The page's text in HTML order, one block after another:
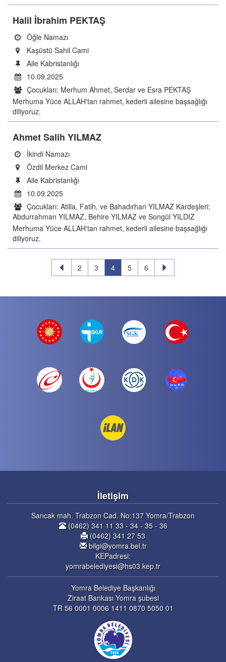
Halil İbrahim PEKTAŞ
Öğle Namazı
Kaşüstü Sahil Cami
Aile Kabristanlığı
10.09.2025
Çocukları: Merhum Ahmet, Serdar ve Esra PEKTAŞ
Merhuma Yüce ALLAH'tan rahmet, kederli ailesine başsağlığı
diliyoruz.
Ahmet Salih YILMAZ
İkindi Namazı
Özdil Merkez Cami
Aile Kabristanlığı
10.09.2025
Çocukları: Atilla, Fatih, ve Bahadırhan YILMAZ Kardeşleri:
Abdurrahman YILMAZ, Behire YILMAZ ve Songül YILDIZ
Merhuma Yüce ALLAH'tan rahmet, kederli ailesine başsağlığı
diliyoruz.
2 3 4 5 6
İletişim
Sancak mah. Trabzon Cad. No:137 Yomra/Trabzon
(0462) 341 11 33 - 34 - 35 - 36
(0462) 341 27 53
bilgi@yomra.bel.tr
KEPadresi:
yomrabelediyesi@hs03.kep.tr
Yomra Belediye Başkanlığı
Ziraat Bankası Yomra şubesi
TR 56 0001 0006 1411 0870 5050 01